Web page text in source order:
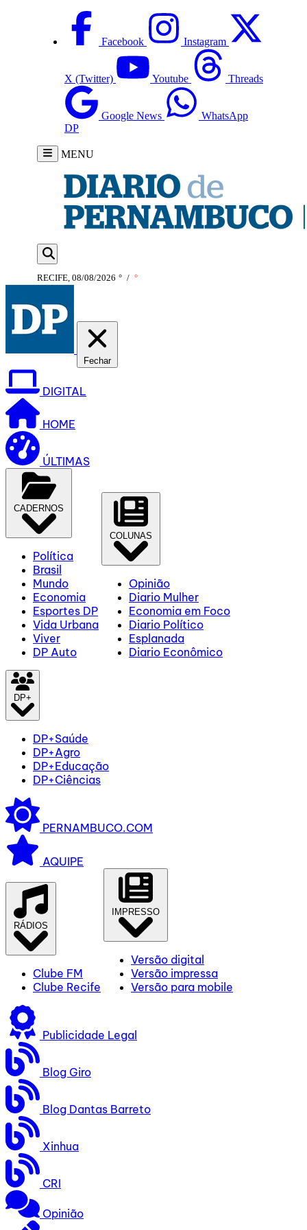
Facebook Instagram
X (Twitter) Youtube Threads
Google News
WhatsApp
DP
MENU
RECIFE, 08/08/2026 ° / °
Fechar
DIGITAL
HOME
ÚLTIMAS
CADERNOS
Política
Brasil
Mundo
Economia
Esportes DP
Vida Urbana
Viver
DP Auto
COLUNAS
Opinião
Diario Mulher
Economia em Foco
Diario Político
Esplanada
Diario Econômico
DP+
DP+Saúde
DP+Agro
DP+Educação
DP+Ciências
PERNAMBUCO.COM
AQUIPE
RÁDIOS
Clube FM
Clube Recife
IMPRESSO
Versão digital
Versão impressa
Versão para mobile
Publicidade Legal
Blog Giro
Blog Dantas Barreto
Xinhua
CRI
Opinião